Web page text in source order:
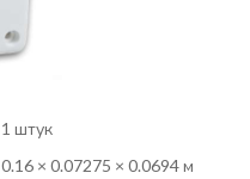
1 штук
0.16 × 0.07275 × 0.0694 м